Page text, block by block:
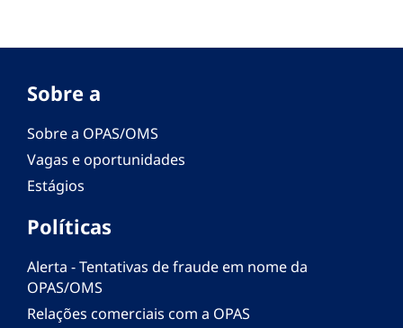
Sobre a
Sobre a OPAS/OMS
Vagas e oportunidades
Estágios
Políticas
Alerta - Tentativas de fraude em nome da
OPAS/OMS
Relações comerciais com a OPAS